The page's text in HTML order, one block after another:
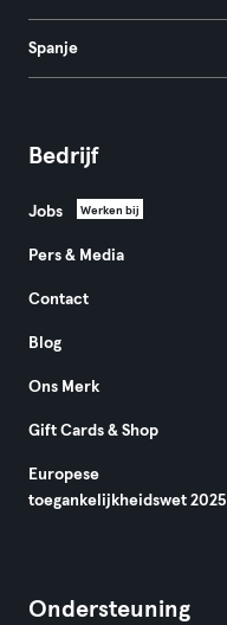
Spanje
Bedrijf
Jobs Werken bij
Pers & Media
Contact
Blog
Ons Merk
Gift Cards & Shop
Europese
toegankelijkheidswet 2025
Ondersteuning